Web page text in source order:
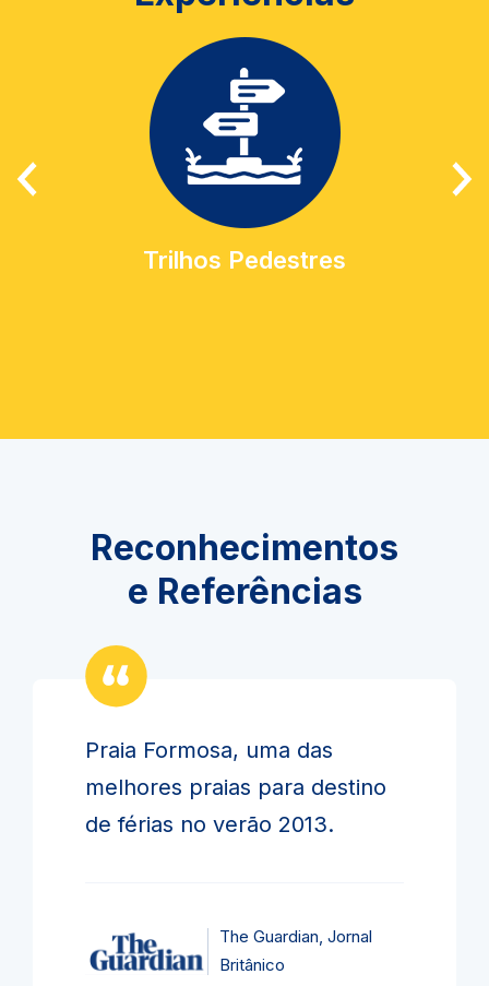
Trilhos Pedestres
Reconhecimentos
e Referências
Praia Formosa, uma das
melhores praias para destino
de férias no verão 2013.
The Guardian, Jornal
Britânico